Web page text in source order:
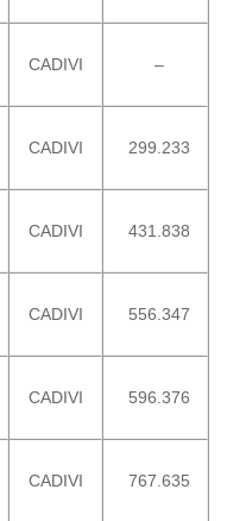
CADIVI –
CADIVI 299.233
CADIVI 431.838
CADIVI 556.347
CADIVI 596.376
CADIVI 767.635